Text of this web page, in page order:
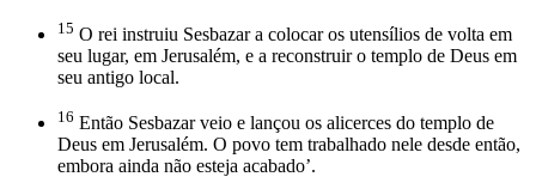
15 O rei instruiu Sesbazar a colocar os utensílios de volta em
seu lugar, em Jerusalém, e a reconstruir o templo de Deus em
seu antigo local.
16 Então Sesbazar veio e lançou os alicerces do templo de
Deus em Jerusalém. O povo tem trabalhado nele desde então,
embora ainda não esteja acabado’.